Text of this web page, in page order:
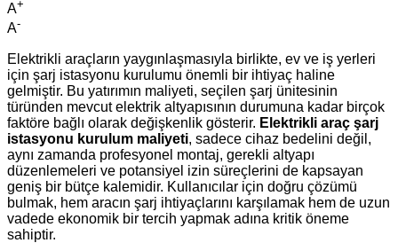
A+
A-
Elektrikli araçların yaygınlaşmasıyla birlikte, ev ve iş yerleri
için şarj istasyonu kurulumu önemli bir ihtiyaç haline
gelmiştir. Bu yatırımın maliyeti, seçilen şarj ünitesinin
türünden mevcut elektrik altyapısının durumuna kadar birçok
faktöre bağlı olarak değişkenlik gösterir. Elektrikli araç şarj
istasyonu kurulum maliyeti, sadece cihaz bedelini değil,
aynı zamanda profesyonel montaj, gerekli altyapı
düzenlemeleri ve potansiyel izin süreçlerini de kapsayan
geniş bir bütçe kalemidir. Kullanıcılar için doğru çözümü
bulmak, hem aracın şarj ihtiyaçlarını karşılamak hem de uzun
vadede ekonomik bir tercih yapmak adına kritik öneme
sahiptir.